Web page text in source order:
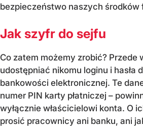
bezpieczeństwo naszych środków
Jak szyfr do sejfu
Co zatem możemy zrobić? Przede
udostępniać nikomu loginu i hasła
bankowości elektronicznej. Te
numer PIN karty płatniczej –
wyłącznie właścicielowi konta. O
prosić pracownicy ani banku, ani